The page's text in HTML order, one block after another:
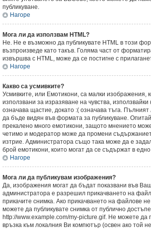
публикуване.
Нагоре
Мога ли да използвам HTML?
Не. Не е възможно да публикувате HTML в този
възпроизведе като такъв. Голяма част от
извършва с HTML, може да се постигне с
Нагоре
Какво са усмивките?
Усмивките, или Емотикони, са малки изображения,
използвани за изразяване на чувства,
означава щастие, докато :( означава тъга.
да бъде видян във формата за публикуване.
прекалено много емотикони, защото мнението
четимо и модератор може да промени
изтрие. Администратора също така може да е
брой емотикони, които могат да се съдържат в
Нагоре
Мога ли да публикувам изображения?
Да, изображения могат да бъдат показвани във
администратора е разрешил прикачването на
прикачите снимка. Ако прикачването на файлове
можете да публикувате снимка от публично
http://www.example.com/my-picture.gif. Не можете да
връзка към локалния Ви компютър (освен ако той